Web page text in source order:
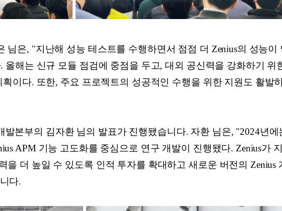
님은, "지난해 성능 테스트를 수행하면서 점점 더 Zenius의 성능이
올해는 신규 모듈 점검에 중점을 두고, 대외 공신력을 강화하기 위
이다. 또한, 주요 프로젝트의 성공적인 수행을 위한 지원도 활발
본부의 김자환 님의 발표가 진행됐습니다. 자환 님은, "2024년에
APM 기능 고도화를 중심으로 연구 개발이 진행됐다. Zenius가
을 더 높일 수 있도록 인적 투자를 확대하고 새로운 버전의 Zenius
다.